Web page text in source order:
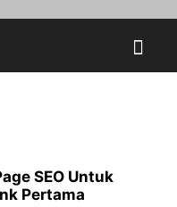
SEO Untuk
Pertama